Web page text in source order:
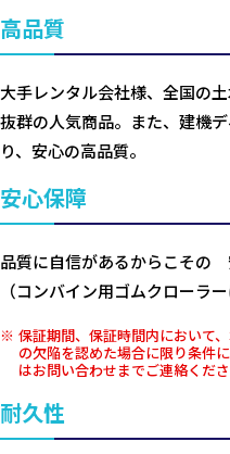
高品質
大手レンタル会社様、全国の
抜群の人気商品。また、建機
り、安心の高品質。
安心保障
品質に自信があるからこその
（コンバイン用ゴムクローラー
保証期間、保証時間内において
の欠陥を認めた場合に限り条件
はお問い合わせまでご連絡くださ
耐久性